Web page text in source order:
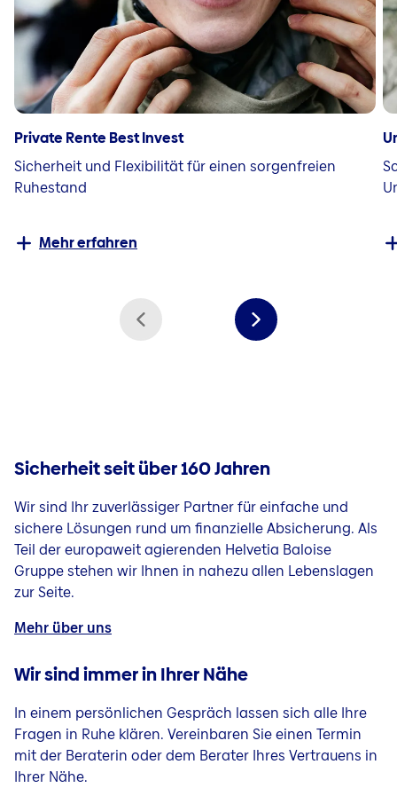
Private Rente Best Invest
Sicherheit und Flexibilität für einen sorgenfreien
Ruhestand
Mehr erfahren
Sicherheit seit über 160 Jahren
Wir sind Ihr zuverlässiger Partner für einfache und
sichere Lösungen rund um finanzielle Absicherung. Als
Teil der europaweit agierenden Helvetia Baloise
Gruppe stehen wir Ihnen in nahezu allen Lebenslagen
zur Seite.
Mehr über uns
Wir sind immer in Ihrer Nähe
In einem persönlichen Gespräch lassen sich alle Ihre
Fragen in Ruhe klären. Vereinbaren Sie einen Termin
mit der Beraterin oder dem Berater Ihres Vertrauens in
Ihrer Nähe.